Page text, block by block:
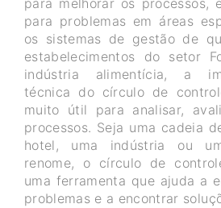
para melhorar os processos,
para problemas em áreas
os sistemas de gestão de
estabelecimentos do setor
indústria alimentícia, a
técnica do círculo de
muito útil para analisar,
processos. Seja uma cadeia
hotel, uma indústria ou
renome, o círculo de
uma ferramenta que ajuda a
problemas e a encontrar